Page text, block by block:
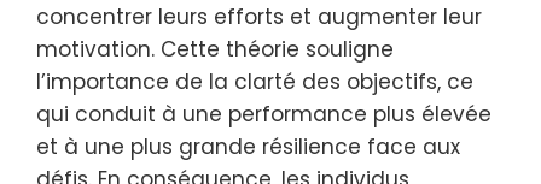
concentrer leurs efforts et augmenter leur
motivation. Cette théorie souligne
l’importance de la clarté des objectifs, ce
qui conduit à une performance plus élevée
et à une plus grande résilience face aux